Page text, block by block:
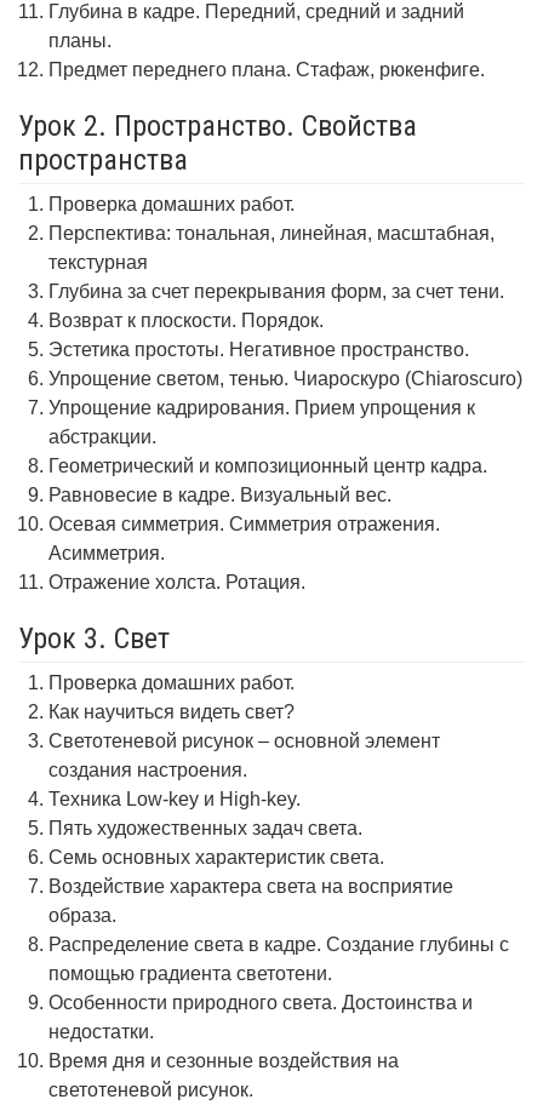
Глубина в кадре. Передний, средний и задний
планы.
Предмет переднего плана. Стафаж, рюкенфиге.
Урок 2. Пространство. Свойства
пространства
Проверка домашних работ.
Перспектива: тональная, линейная, масштабная,
текстурная
Глубина за счет перекрывания форм, за счет тени.
Возврат к плоскости. Порядок.
Эстетика простоты. Негативное пространство.
Упрощение светом, тенью. Чиароскуро (Chiaroscuro)
Упрощение кадрирования. Прием упрощения к
абстракции.
Геометрический и композиционный центр кадра.
Равновесие в кадре. Визуальный вес.
Осевая симметрия. Симметрия отражения.
Асимметрия.
Отражение холста. Ротация.
Урок 3. Свет
Проверка домашних работ.
Как научиться видеть свет?
Светотеневой рисунок – основной элемент
создания настроения.
Техника Low-key и High-key.
Пять художественных задач света.
Семь основных характеристик света.
Воздействие характера света на восприятие
образа.
Распределение света в кадре. Создание глубины с
помощью градиента светотени.
Особенности природного света. Достоинства и
недостатки.
Время дня и сезонные воздействия на
светотеневой рисунок.